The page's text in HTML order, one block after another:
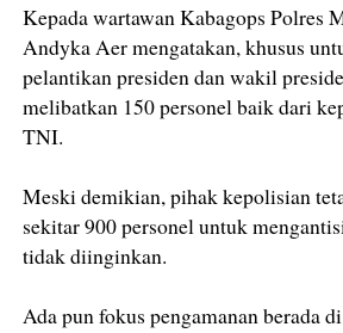
Kepada wartawan Kabagops Polres
Andyka Aer mengatakan, khusus
pelantikan presiden dan wakil
melibatkan 150 personel baik dari
TNI.
Meski demikian, pihak kepolisian
sekitar 900 personel untuk
tidak diinginkan.
Ada pun fokus pengamanan berada